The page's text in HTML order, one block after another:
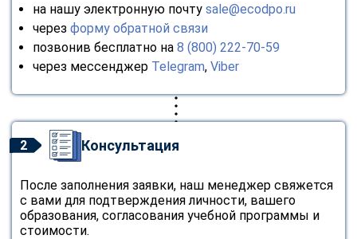
на нашу электронную почту sale@ecodpo.ru
через форму обратной связи
позвонив бесплатно на 8 (800) 222-70-59
через мессенджер Telegram, Viber
2 Консультация
После заполнения заявки, наш менеджер свяжется
с вами для подтверждения личности, вашего
образования, согласования учебной программы и
стоимости.